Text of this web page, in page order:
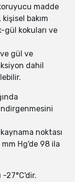
madde
bakım
gül kokuları ve
gül ve
dahil
noktası
mm Hg'de 98 ila
27°C'dir.